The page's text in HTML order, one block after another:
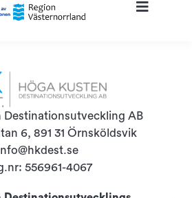
Destinationsutveckling AB
6, 891 31 Örnsköldsvik
556961-4067